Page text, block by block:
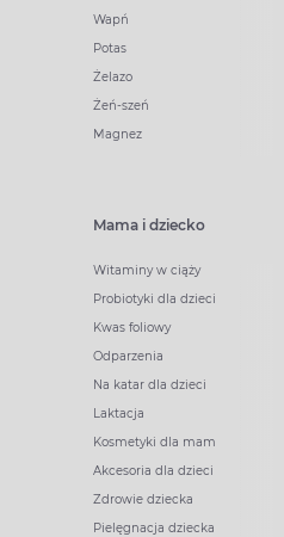
Wapń
Potas
Żelazo
Żeń-szeń
Magnez
Mama i dziecko
Witaminy w ciąży
Probiotyki dla dzieci
Kwas foliowy
Odparzenia
Na katar dla dzieci
Laktacja
Kosmetyki dla mam
Akcesoria dla dzieci
Zdrowie dziecka
Pielęgnacja dziecka